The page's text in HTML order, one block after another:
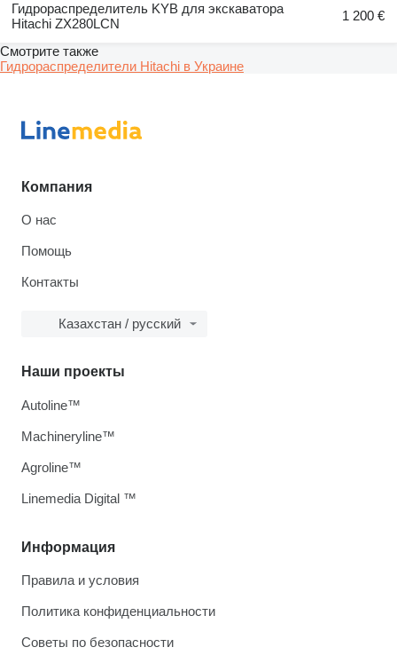
Гидрораспределитель KYB для экскаватора
Hitachi ZX280LCN
1 200 €
Смотрите также
Гидрораспределители Hitachi в Украине
Компания
О нас
Помощь
Контакты
Казахстан / русский
Информация
Правила и условия
Политика конфиденциальности
Советы по безопасности
Наши проекты
Autoline™
Machineryline™
Agroline™
Linemedia Digital ™